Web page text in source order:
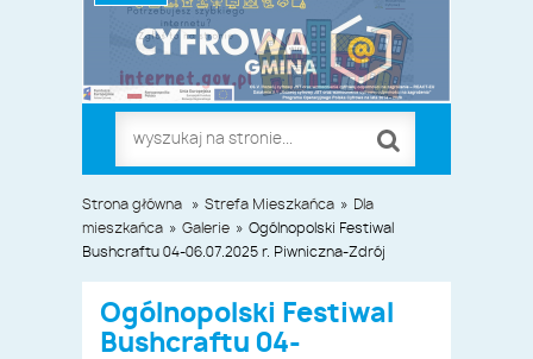
Strona główna » Strefa Mieszkańca » Dla
mieszkańca » Galerie » Ogólnopolski Festiwal
Bushcraftu 04-06.07.2025 r. Piwniczna-Zdrój
Ogólnopolski Festiwal
Bushcraftu 04-